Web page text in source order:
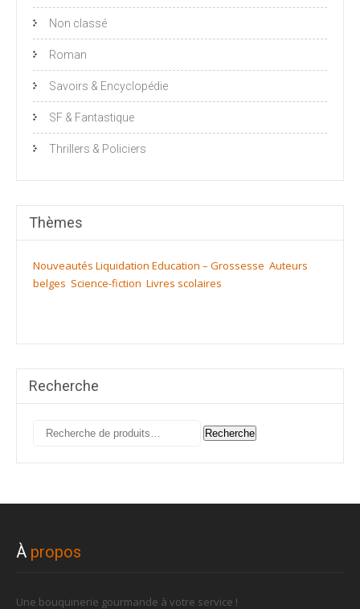
Non classé
Roman
Savoirs & Encyclopédie
SF & Fantastique
Thrillers & Policiers
Thèmes
Nouveautés Liquidation Education – Grossesse Auteurs
belges Science-fiction Livres scolaires
Recherche
Recherche
Recherche
À propos
Une bouquinerie gourmande à votre service !